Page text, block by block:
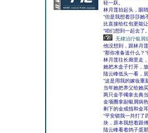
轻一跃。
林月莲抬起头，眼
“但是我想着莎莎她
比直接给红包更能
“咱们想到一起去了
无棣治疗银屑
他没想到，跟林月
“那你准备送什么？
林月莲往长廊里走
她把木盒子打开，
陆云峰低头一看，
“这是用我的嫁妆重
当年她把养父给她
两只金手镯拿去典
金项圈拿副银屑病
剩下的金戒指和金
“平安锁我一共打了
块，原本我想着跟
陆云峰看着鸽子蛋